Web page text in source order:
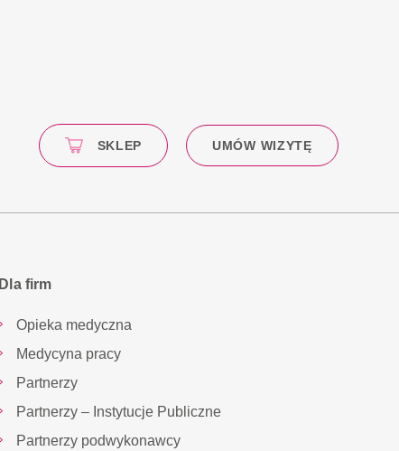
SKLEP UMÓW WIZYTĘ
Dla firm
Opieka medyczna
Medycyna pracy
Partnerzy
Partnerzy – Instytucje Publiczne
Partnerzy podwykonawcy